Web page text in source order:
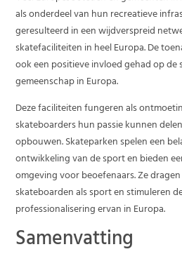
als onderdeel van hun recreatieve
geresulteerd in een wijdverspreid
skatefaciliteiten in heel Europa. De
ook een positieve invloed gehad op
gemeenschap in Europa.
Deze faciliteiten fungeren als
skateboarders hun passie kunnen
opbouwen. Skateparken spelen een
ontwikkeling van de sport en bieden
omgeving voor beoefenaars. Ze
skateboarden als sport en stimuleren
professionalisering ervan in Europa.
Samenvatting